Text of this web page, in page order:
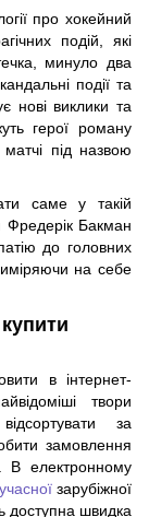
про хокейний
подій, які
минуло два
події та
нові виклики та
герої роману
під назвою
саме у такій
Фредерік Бакман
до головних
на себе
в інтернет-
твори
за
замовлення
В електронному
зарубіжної
доступна швидка